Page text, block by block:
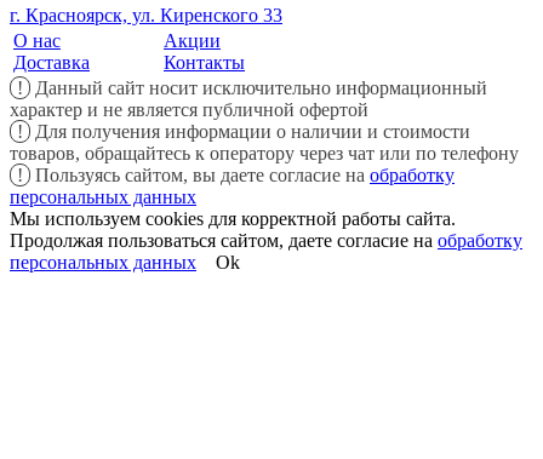
г. Красноярск, ул. Киренского 33
О нас
Доставка
Акции
Контакты
!
Данный сайт носит исключительно информационный
характер и не является публичной офертой
!
Для получения информации о наличии и стоимости
товаров, обращайтесь к оператору через чат или по телефону
!
Пользуясь сайтом, вы даете согласие на обработку
персональных данных
Мы используем cookies для корректной работы сайта.
Продолжая пользоваться сайтом, даете согласие на обработку
персональных данных
Ok